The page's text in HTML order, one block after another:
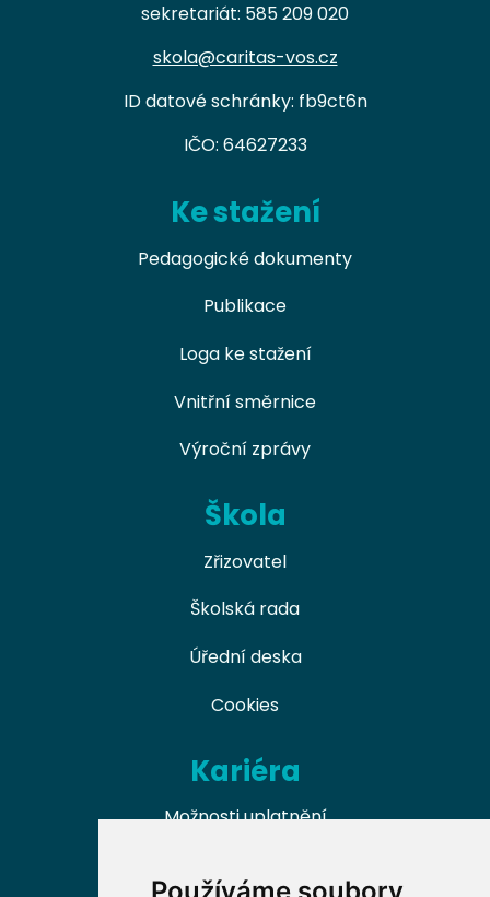
sekretariát: 585 209 020
skola@caritas-vos.cz
ID datové schránky: fb9ct6n
IČO: 64627233
Ke stažení
Pedagogické dokumenty
Publikace
Loga ke stažení
Vnitřní směrnice
Výroční zprávy
Škola
Zřizovatel
Školská rada
Úřední deska
Cookies
Kariéra
Možnosti uplatnění